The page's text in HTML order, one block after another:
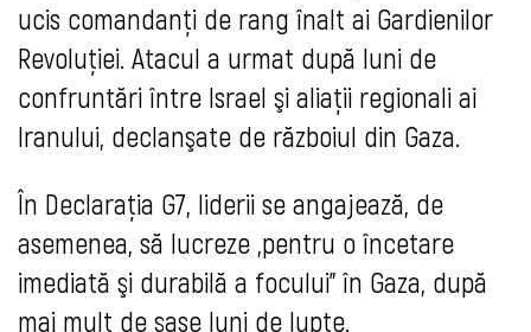
ucis comandanţi de rang înalt ai Gardienilor
Revoluţiei. Atacul a urmat după luni de
confruntări între Israel şi aliaţii regionali ai
Iranului, declanşate de războiul din Gaza.
În Declaraţia G7, liderii se angajează, de
asemenea, să lucreze „pentru o încetare
imediată şi durabilă a focului” în Gaza, după
mai mult de şase luni de lupte.